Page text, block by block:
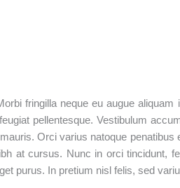
fringilla neque eu augue
pellentesque. Vestibulum
Orci varius natoque penatibus
at cursus. Nunc in orci tincidunt,
purus. In pretium nisl felis, sed